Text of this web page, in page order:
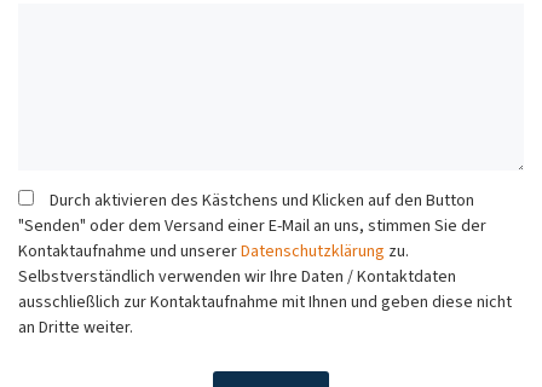
Durch aktivieren des Kästchens und Klicken auf den Button
"Senden" oder dem Versand einer E-Mail an uns, stimmen Sie der
Kontaktaufnahme und unsererDatenschutzklärung zu.
Selbstverständlich verwenden wir Ihre Daten / Kontaktdaten
ausschließlich zur Kontaktaufnahme mit Ihnen und geben diese nicht
an Dritte weiter.